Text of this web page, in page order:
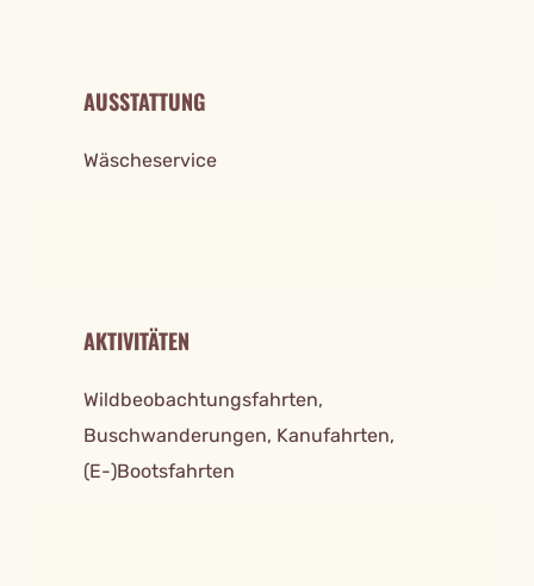
AUSSTATTUNG
Wäscheservice
AKTIVITÄTEN
Wildbeobachtungsfahrten,
Buschwanderungen, Kanufahrten,
(E-)Bootsfahrten